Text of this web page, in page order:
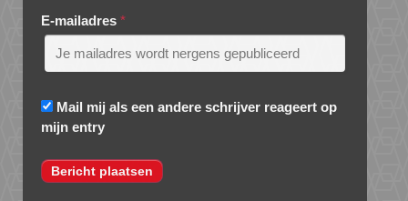
E-mailadres *
Mail mij als een andere schrijver reageert op
mijn entry